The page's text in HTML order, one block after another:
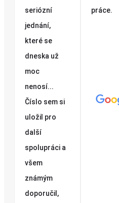
seriózní
jednání,
které se
dneska už
moc
nenosí...
Číslo sem si
uložil pro
další
spolupráci a
všem
známým
doporučil,
práce.